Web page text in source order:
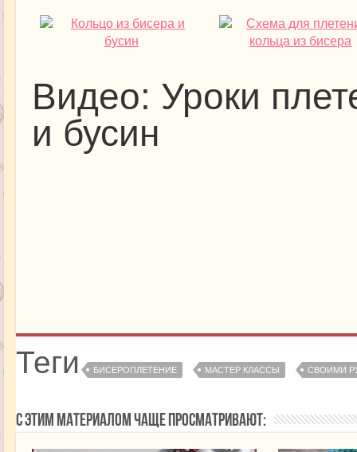
Видео: Уроки
и бусин
Теги БИСЕРОПЛЕТЕНИЕ МАСТЕР КЛАССЫ СВОИМИ
С этим материалом чаще просматривают: